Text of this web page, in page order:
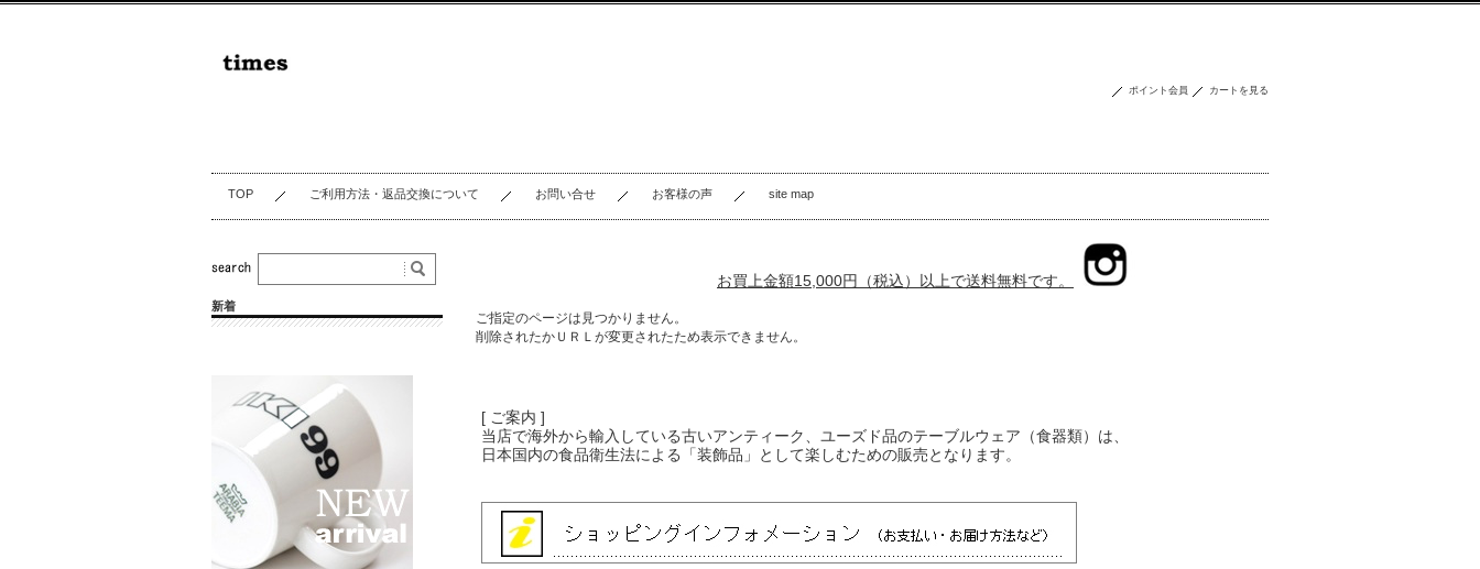
ポイント会員 カートを見る
TOP ご利用方法・返品交換について お問い合せ お客様の声 site map
お買上金額15,000円（税込）以上で送料無料です。
ご指定のページは見つかりません。
削除されたかＵＲＬが変更されたため表示できません。
[ ご案内 ]
当店で海外から輸入している古いアンティーク、ユーズド品のテーブルウェア（食器類）は、
日本国内の食品衛生法による「装飾品」として楽しむための販売となります。
新着